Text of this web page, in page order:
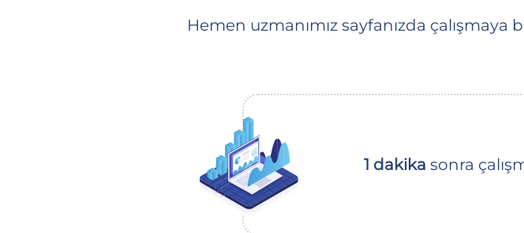
Hemen uzmanımız sayfanızda çalışmaya
1 dakika sonra